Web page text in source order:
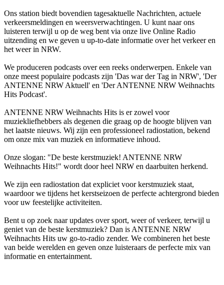
Ons station biedt bovendien tagesaktuelle Nachrichten, actuele
verkeersmeldingen en weersverwachtingen. U kunt naar ons
luisteren terwijl u op de weg bent via onze live Online Radio
uitzending en we geven u up-to-date informatie over het verkeer en
het weer in NRW.
We produceren podcasts over een reeks onderwerpen. Enkele van
onze meest populaire podcasts zijn 'Das war der Tag in NRW', 'Der
ANTENNE NRW Aktuell' en 'Der ANTENNE NRW Weihnachts
Hits Podcast'.
ANTENNE NRW Weihnachts Hits is er zowel voor
muziekliefhebbers als degenen die graag op de hoogte blijven van
het laatste nieuws. Wij zijn een professioneel radiostation, bekend
om onze mix van muziek en informatieve inhoud.
Onze slogan: "De beste kerstmuziek! ANTENNE NRW
Weihnachts Hits!" wordt door heel NRW en daarbuiten herkend.
We zijn een radiostation dat expliciet voor kerstmuziek staat,
waardoor we tijdens het kerstseizoen de perfecte achtergrond bieden
voor uw feestelijke activiteiten.
Bent u op zoek naar updates over sport, weer of verkeer, terwijl u
geniet van de beste kerstmuziek? Dan is ANTENNE NRW
Weihnachts Hits uw go-to-radio zender. We combineren het beste
van beide werelden en geven onze luisteraars de perfecte mix van
informatie en entertainment.